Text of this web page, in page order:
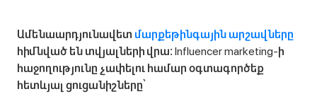
Ամենաարդյունավետ մարքեթինգային արշավները
հիմնված են տվյալների վրա։ Influencer marketing-ի
հաջողությունը չափելու համար օգտագործեք
հետևյալ ցուցանիշները՝